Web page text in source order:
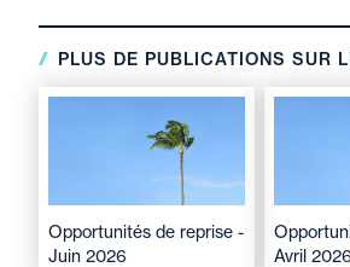
PLUS DE PUBLICATIONS SUR
Opportunités de reprise -
Juin 2026
Avril 2026